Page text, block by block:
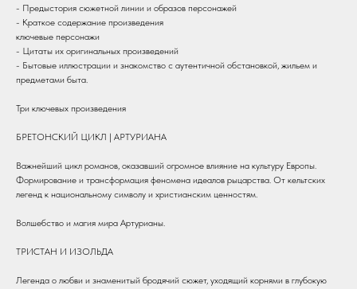
- Предыстория сюжетной линии и образов персонажей
- Краткое содержание произведения
ключевые персонажи
- Цитаты их оригинальных произведений
- Бытовые иллюстрации и знакомство с аутентичной обстановкой, жильем и
предметами быта.
Три ключевых произведения
БРЕТОНСКИЙ ЦИКЛ | АРТУРИАНА
Важнейший цикл романов, оказавший огромное влияние на культуру Европы.
Формирование и трансформация феномена идеалов рыцарства. От кельтских
легенд к национальному символу и христианским ценностям.
Волшебство и магия мира Артурианы.
ТРИСТАН И ИЗОЛЬДА
Легенда о любви и знаменитый бродячий сюжет, уходящий корнями в глубокую